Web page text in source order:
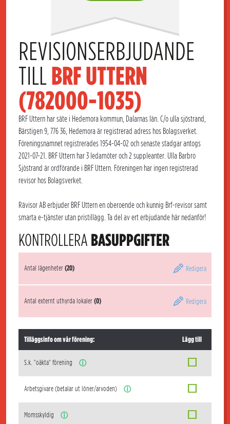
REVISIONSERBJUDANDE
TILL BRF UTTERN
(782000-1035)
BRF Uttern har säte i Hedemora kommun, Dalarnas län. C/o ulla sjöstrand,
Bärstigen 9, 776 36, Hedemora är registrerad adress hos Bolagsverket.
Föreningsnamnet registrerades 1954-04-02 och senaste stadgar antogs
2021-07-21. BRF Uttern har 3 ledamöter och 2 suppleanter. Ulla Barbro
Sjöstrand är ordförande i BRF Uttern. Föreningen har ingen registrerad
revisor hos Bolagsverket.
Rävisor AB erbjuder BRF Uttern en oberoende och kunnig Brf-revisor samt
smarta e-tjänster utan pristillägg. Ta del av ert erbjudande här nedanför!
KONTROLLERA BASUPPGIFTER
Antal lägenheter(20) Redigera
Antal externt uthyrda lokaler(0) Redigera
Tilläggsinfo om vår förening: Lägg till
S.k. "oäkta" förening ⓘ
Arbetsgivare (betalar ut löner/arvoden) ⓘ
Momsskyldig ⓘ